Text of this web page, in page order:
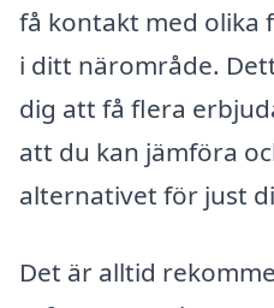
få kontakt med
i ditt närområde.
dig att få flera
att du kan jämföra
alternativet för just
Det är alltid